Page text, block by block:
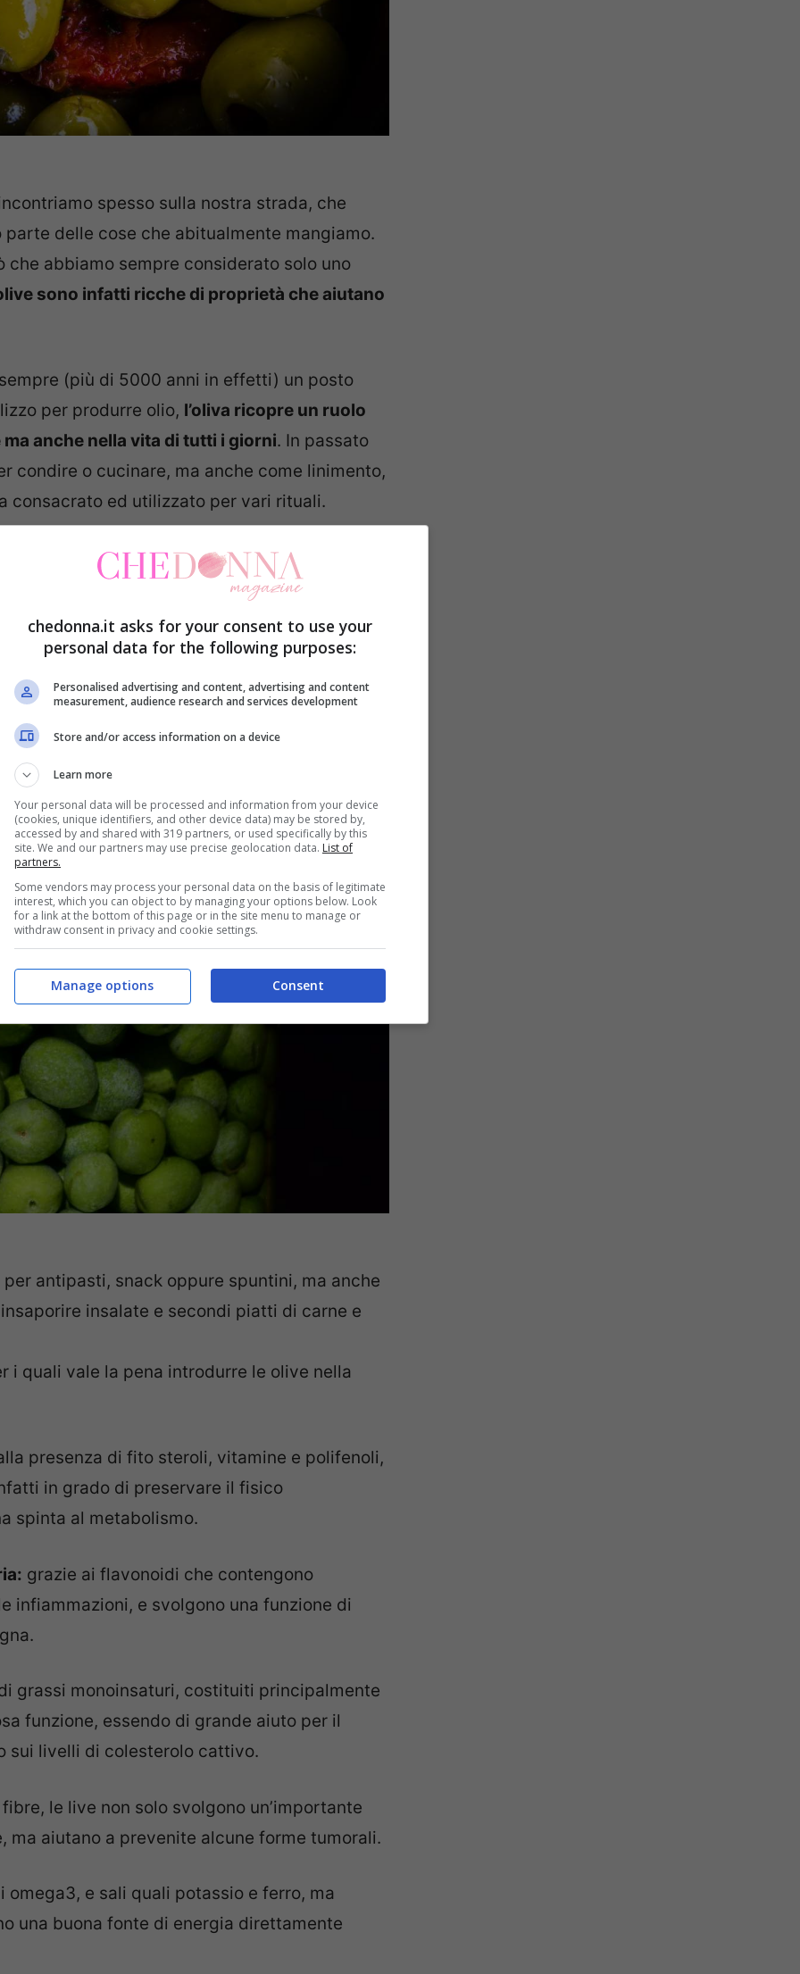
spesso sulla nostra strada, che
delle cose che abitualmente mangiamo.
abbiamo sempre considerato solo uno
sono infatti ricche di proprietà che aiutano
(più di 5000 anni in effetti) un posto
per produrre olio, l’oliva ricopre un ruolo
anche nella vita di tutti i giorni. In passato
condire o cucinare, ma anche come linimento,
consacrato ed utilizzato per vari rituali.
ai giorni nostri, l’ulivo si è sparso in tutto il
parti del mondo. Cresce sia spontaneo che
simbolo di forza, di pace e prosperità, ma
le olive
per antipasti, snack oppure spuntini, ma anche
insalate e secondi piatti di carne e
i quali vale la pena introdurre le olive nella
presenza di fito steroli, vitamine e polifenoli,
in grado di preservare il fisico
spinta al metabolismo.
grazie ai flavonoidi che contengono
infiammazioni, e svolgono una funzione di
grassi monoinsaturi, costituiti principalmente
funzione, essendo di grande aiuto per il
livelli di colesterolo cattivo.
le live non solo svolgono un’importante
ma aiutano a prevenite alcune forme tumorali.
omega3, e sali quali potassio e ferro, ma
una buona fonte di energia direttamente
chedonna.it asks for your consent to use your
personal data for the following purposes:
Personalised advertising and content, advertising and content
measurement, audience research and services development
Store and/or access information on a device
Learn more
Your personal data will be processed and information from your device
(cookies, unique identifiers, and other device data) may be stored by,
accessed by and shared with 319 partners, or used specifically by this
site. We and our partners may use precise geolocation data. List of
partners.
Some vendors may process your personal data on the basis of legitimate
interest, which you can object to by managing your options below. Look
for a link at the bottom of this page or in the site menu to manage or
withdraw consent in privacy and cookie settings.
Consent
Manage options